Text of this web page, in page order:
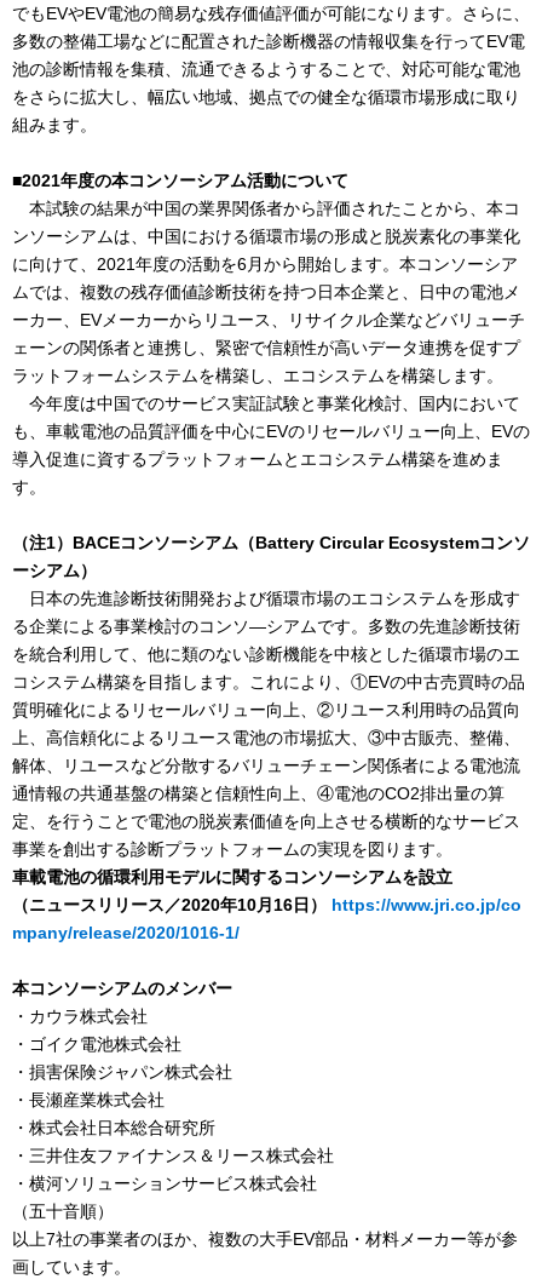
でもEVやEV電池の簡易な残存価値評価が可能になります。さらに、
多数の整備工場などに配置された診断機器の情報収集を行ってEV電
池の診断情報を集積、流通できるようすることで、対応可能な電池
をさらに拡大し、幅広い地域、拠点での健全な循環市場形成に取り
組みます。
■2021年度の本コンソーシアム活動について
本試験の結果が中国の業界関係者から評価されたことから、本コ
ンソーシアムは、中国における循環市場の形成と脱炭素化の事業化
に向けて、2021年度の活動を6月から開始します。本コンソーシア
ムでは、複数の残存価値診断技術を持つ日本企業と、日中の電池メ
ーカー、EVメーカーからリユース、リサイクル企業などバリューチ
ェーンの関係者と連携し、緊密で信頼性が高いデータ連携を促すプ
ラットフォームシステムを構築し、エコシステムを構築します。
今年度は中国でのサービス実証試験と事業化検討、国内において
も、車載電池の品質評価を中心にEVのリセールバリュー向上、EVの
導入促進に資するプラットフォームとエコシステム構築を進めま
す。
（注1）BACEコンソーシアム（Battery Circular Ecosystemコンソ
ーシアム）
日本の先進診断技術開発および循環市場のエコシステムを形成す
る企業による事業検討のコンソ―シアムです。多数の先進診断技術
を統合利用して、他に類のない診断機能を中核とした循環市場のエ
コシステム構築を目指します。これにより、①EVの中古売買時の品
質明確化によるリセールバリュー向上、②リユース利用時の品質向
上、高信頼化によるリユース電池の市場拡大、③中古販売、整備、
解体、リユースなど分散するバリューチェーン関係者による電池流
通情報の共通基盤の構築と信頼性向上、④電池のCO2排出量の算
定、を行うことで電池の脱炭素価値を向上させる横断的なサービス
事業を創出する診断プラットフォームの実現を図ります。
車載電池の循環利用モデルに関するコンソーシアムを設立
（ニュースリリース／2020年10月16日） https://www.jri.co.jp/co
mpany/release/2020/1016-1/
本コンソーシアムのメンバー
・カウラ株式会社
・ゴイク電池株式会社
・損害保険ジャパン株式会社
・長瀬産業株式会社
・株式会社日本総合研究所
・三井住友ファイナンス＆リース株式会社
・横河ソリューションサービス株式会社
（五十音順）
以上7社の事業者のほか、複数の大手EV部品・材料メーカー等が参
画しています。